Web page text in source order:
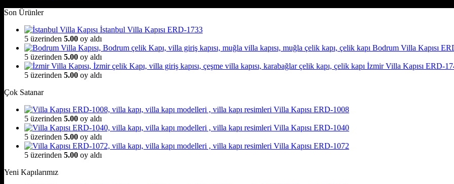
Son Ürünler
İstanbul Villa Kapısı ERD-1733
5 üzerinden 5.00 oy aldı
Bodrum Villa Kapısı
5 üzerinden 5.00 oy aldı
İzmir Villa Kapısı ERD-
5 üzerinden 5.00 oy aldı
Çok Satanar
Villa Kapısı ERD-1008
5 üzerinden 5.00 oy aldı
Villa Kapısı ERD-1040
5 üzerinden 5.00 oy aldı
Villa Kapısı ERD-1072
5 üzerinden 5.00 oy aldı
Yeni Kapılarımız